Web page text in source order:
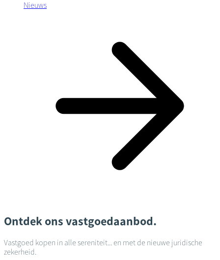
Nieuws
Ontdek ons vastgoedaanbod.
Vastgoed kopen in alle sereniteit... en met de nieuwe juridische
zekerheid.